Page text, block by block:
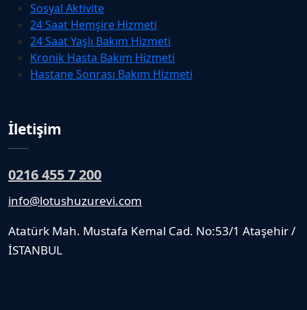
Sosyal Aktivite
24 Saat Hemşire Hizmeti
24 Saat Yaşlı Bakım Hizmeti
Kronik Hasta Bakım Hizmeti
Hastane Sonrası Bakım Hizmeti
İletişim
0216 455 7 200
info@lotushuzurevi.com
Atatürk Mah. Mustafa Kemal Cad. No:53/1 Ataşehir /
İSTANBUL